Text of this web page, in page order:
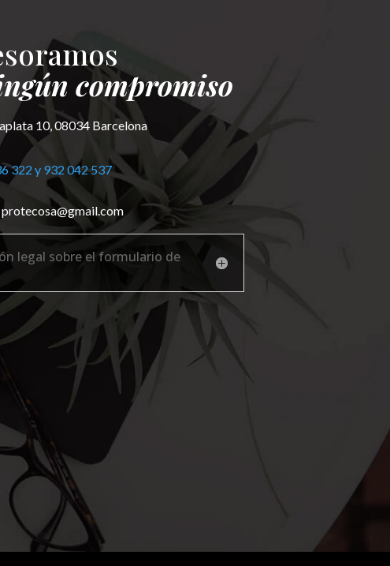
compromiso
10, 08034 Barcelona
322 y 932 042 537
legal sobre el formulario de